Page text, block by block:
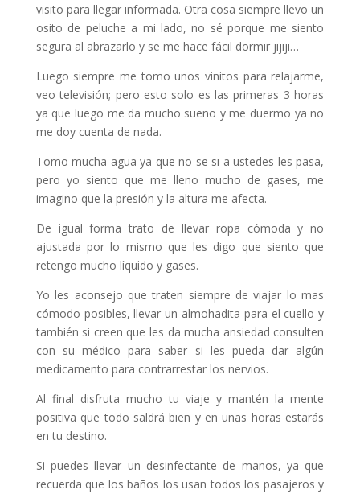
visito para llegar informada. Otra cosa siempre llevo un
osito de peluche a mi lado, no sé porque me siento
segura al abrazarlo y se me hace fácil dormir jijiji…
Luego siempre me tomo unos vinitos para relajarme,
veo televisión; pero esto solo es las primeras 3 horas
ya que luego me da mucho sueno y me duermo ya no
me doy cuenta de nada.
Tomo mucha agua ya que no se si a ustedes les pasa,
pero yo siento que me lleno mucho de gases, me
imagino que la presión y la altura me afecta.
De igual forma trato de llevar ropa cómoda y no
ajustada por lo mismo que les digo que siento que
retengo mucho líquido y gases.
Yo les aconsejo que traten siempre de viajar lo mas
cómodo posibles, llevar un almohadita para el cuello y
también si creen que les da mucha ansiedad consulten
con su médico para saber si les pueda dar algún
medicamento para contrarrestar los nervios.
Al final disfruta mucho tu viaje y mantén la mente
positiva que todo saldrá bien y en unas horas estarás
en tu destino.
Si puedes llevar un desinfectante de manos, ya que
recuerda que los baños los usan todos los pasajeros y